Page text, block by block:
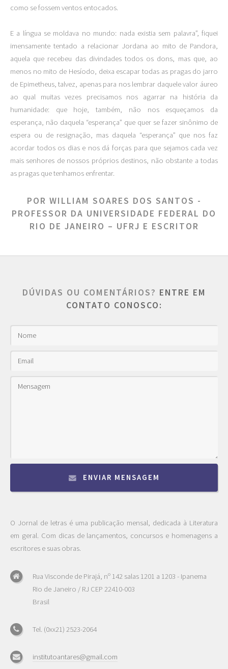
como se fossem ventos entocados.
E a língua se moldava no mundo: nada existia sem palavra”, fiquei
imensamente tentado a relacionar Jordana ao mito de Pandora,
aquela que recebeu das divindades todos os dons, mas que, ao
menos no mito de Hesíodo, deixa escapar todas as pragas do jarro
de Epimetheus, talvez, apenas para nos lembrar daquele valor áureo
ao qual muitas vezes precisamos nos agarrar na história da
humanidade: que hoje, também, não nos esqueçamos da
esperança, não daquela “esperança” que quer se fazer sinônimo de
espera ou de resignação, mas daquela “esperança” que nos faz
acordar todos os dias e nos dá forças para que sejamos cada vez
mais senhores de nossos próprios destinos, não obstante a todas
as pragas que tenhamos enfrentar.
POR WILLIAM SOARES DOS SANTOS -
PROFESSOR DA UNIVERSIDADE FEDERAL DO
RIO DE JANEIRO – UFRJ E ESCRITOR
DÚVIDAS OU COMENTÁRIOS? ENTRE EM
CONTATO CONOSCO:
ENVIAR MENSAGEM
O Jornal de letras é uma publicação mensal, dedicada à Literatura
em geral. Com dicas de lançamentos, concursos e homenagens a
escritores e suas obras.
Rua Visconde de Pirajá, nº 142 salas 1201 a 1203 - Ipanema
Rio de Janeiro / RJ CEP 22410-003
Brasil
Tel. (0xx21) 2523-2064
institutoantares@gmail.com